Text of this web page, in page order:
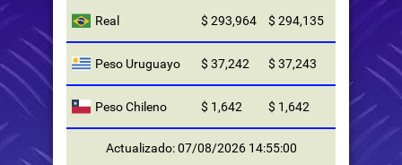
Real $ 293,964 $ 294,135
Peso Uruguayo $ 37,242 $ 37,243
Peso Chileno $ 1,642 $ 1,642
Actualizado: 07/08/2026 14:55:00